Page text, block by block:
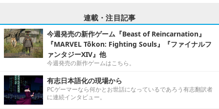
連載・注目記事
今週発売の新作ゲーム『Beast of Reincarnation』
『MARVEL Tōkon: Fighting Souls』『ファイナルフ
ァンタジーXIV』他
今週発売の新作ゲームはこちら。
有志日本語化の現場から
PCゲーマーなら何かとお世話になっているであろう有志翻訳者
に連続インタビュー。